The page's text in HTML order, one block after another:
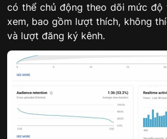
có thể chủ động theo dõi mức
xem, bao gồm lượt thích, không
và lượt đăng ký kênh.